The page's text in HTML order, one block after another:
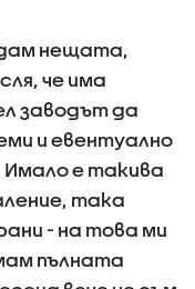
нещата,
че има
заводът да
и евентуално
Имало е такива
така
- на това ми
пълната